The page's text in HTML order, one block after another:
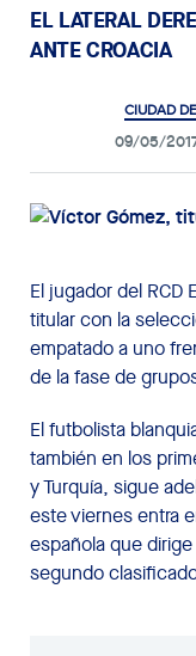
EL LATERAL
ANTE CROACIA
CIUDAD
09/05/
El jugador del RCD
titular con la
empatado a uno
de la fase de
El futbolista
también en los
y Turquía, sigue
este viernes entra
española que
segundo